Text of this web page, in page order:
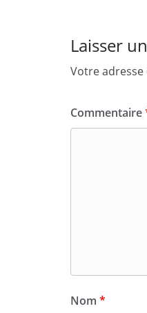
Laisser
Votre adresse
Commentaire
Nom *